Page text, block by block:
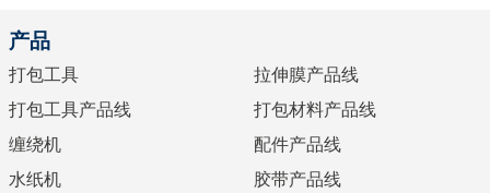
产品
打包工具
打包工具产品线
缠绕机
水纸机
拉伸膜产品线
打包材料产品线
配件产品线
胶带产品线